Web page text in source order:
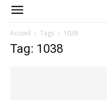
Accueil Tags 1038
Tag: 1038